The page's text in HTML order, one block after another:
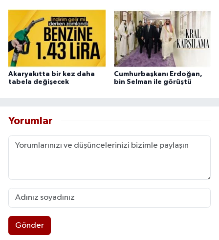
Akaryakıtta bir kez daha
tabela değişecek
Cumhurbaşkanı Erdoğan,
bin Selman ile görüştü
Yorumlar
Gönder